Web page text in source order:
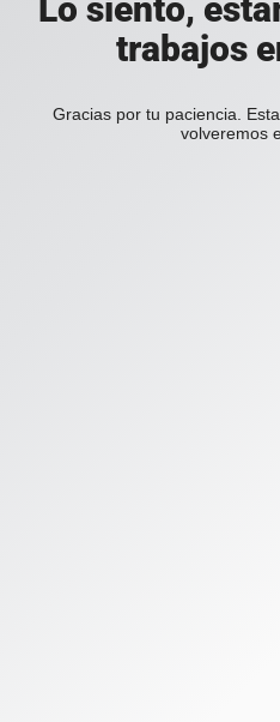
Lo siento,
trabajos
Gracias por tu paciencia.
volveremos